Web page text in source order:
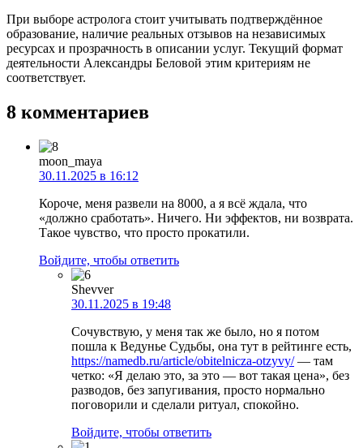
При выборе астролога стоит учитывать подтверждённое
образование, наличие реальных отзывов на независимых
ресурсах и прозрачность в описании услуг. Текущий формат
деятельности Александры Беловой этим критериям не
соответствует.
8 комментариев
moon_maya
30.11.2025 в 16:12
Короче, меня развели на 8000, а я всё ждала, что
«должно сработать». Ничего. Ни эффектов, ни возврата.
Такое чувство, что просто прокатили.
Войдите, чтобы ответить
Shevver
30.11.2025 в 19:48
Сочувствую, у меня так же было, но я потом
пошла к Ведунье Судьбы, она тут в рейтинге есть,
https://namedb.ru/article/obitelnicza-otzyvy/— там
четко: «Я делаю это, за это — вот такая цена», без
разводов, без запугивания, просто нормально
поговорили и сделали ритуал, спокойно.
Войдите, чтобы ответить